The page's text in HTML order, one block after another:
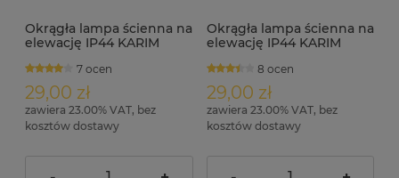
Okrągła lampa ścienna na
elewację IP44 KARIM
7 ocen
29,00 zł
zawiera 23.00% VAT, bez
kosztów dostawy
Okrągła lampa ścienna na
elewację IP44 KARIM
8 ocen
29,00 zł
zawiera 23.00% VAT, bez
kosztów dostawy